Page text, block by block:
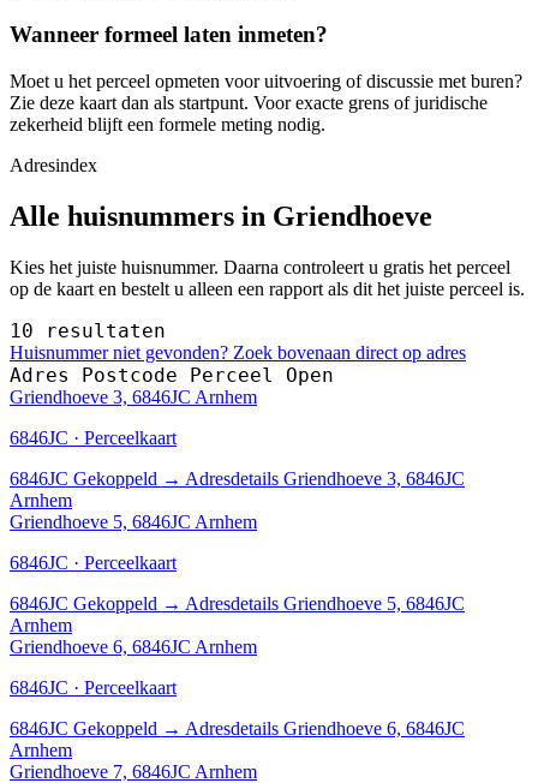
Wanneer formeel laten inmeten?
Moet u het perceel opmeten voor uitvoering of discussie met buren?
Zie deze kaart dan als startpunt. Voor exacte grens of juridische
zekerheid blijft een formele meting nodig.
Adresindex
Alle huisnummers in Griendhoeve
Kies het juiste huisnummer. Daarna controleert u gratis het perceel
op de kaart en bestelt u alleen een rapport als dit het juiste perceel is.
10 resultaten
Huisnummer niet gevonden? Zoek bovenaan direct op adres
Adres Postcode Perceel Open
Griendhoeve 3, 6846JC Arnhem
6846JC · Perceelkaart
6846JC Gekoppeld → Adresdetails Griendhoeve 3, 6846JC
Arnhem
Griendhoeve 5, 6846JC Arnhem
6846JC · Perceelkaart
6846JC Gekoppeld → Adresdetails Griendhoeve 5, 6846JC
Arnhem
Griendhoeve 6, 6846JC Arnhem
6846JC · Perceelkaart
6846JC Gekoppeld → Adresdetails Griendhoeve 6, 6846JC
Arnhem
Griendhoeve 7, 6846JC Arnhem